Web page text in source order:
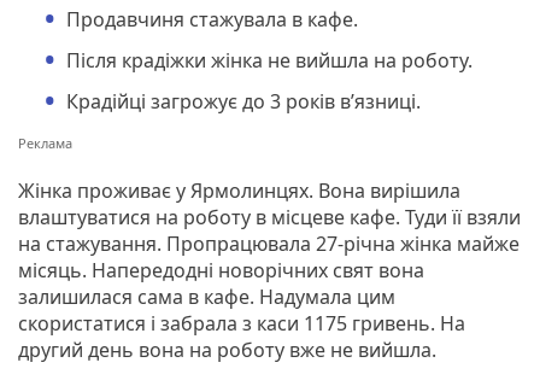
Продавчиня стажувала в кафе.
Після крадіжки жінка не вийшла на роботу.
Крадійці загрожує до 3 років в’язниці.
Жінка проживає у Ярмолинцях. Вона вирішила
влаштуватися на роботу в місцеве кафе. Туди її взяли
на стажування. Пропрацювала 27-річна жінка майже
місяць. Напередодні новорічних свят вона
залишилася сама в кафе. Надумала цим
скористатися і забрала з каси 1175 гривень. На
другий день вона на роботу вже не вийшла.